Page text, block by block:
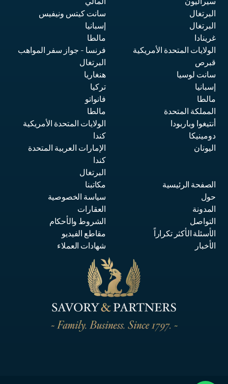
البرتغال
البرتغال
غرينادا
الولايات المتحدة الأمريكية
قبرص
سانت لوسيا
إسبانيا
مالطا
المملكة المتحدة
أنتيغوا وباربودا
دومينيكا
اليونان
سانت كيتس ونيفيس
إسبانيا
مالطا
فرنسا - جواز سفر المواهب
البرتغال
هنغاريا
تركيا
فانواتو
مالطا
الولايات المتحدة الأمريكية
كندا
الإمارات العربية المتحدة
كندا
البرتغال
الصفحة الرئيسية
حول
المدونة
التواصل
الأسئلة الأكثر تكراراً
الأخبار
مكاتبنا
سياسة الخصوصية
العقارات
الشروط والأحكام
مقاطع الفيديو
شهادات العملاء